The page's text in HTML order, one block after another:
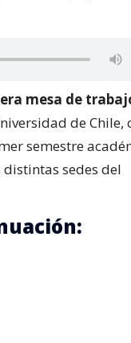
mesa de
de Chile,
semestre
sedes del